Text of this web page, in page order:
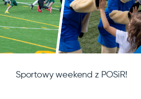
Sportowy weekend z POSiR!